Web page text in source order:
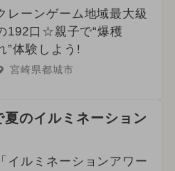
レーンゲーム地域最大級
192口☆親子で“爆穫
”体験しよう!
宮崎県都城市
のイルミネーション
「イルミネーションアワー